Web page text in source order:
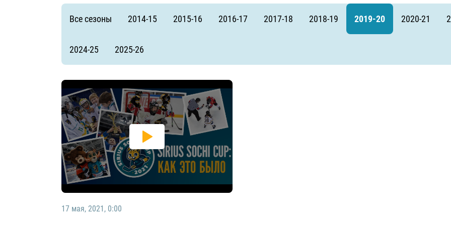
Локомотив
Северсталь
Шанхайские Драконы
Амур
Барыс
Все сезоны 2014-15 2015-16 2016-17 2017-18 2018-19 2019-20 2020-21
2024-25 2025-26
17 мая, 2021, 0:00